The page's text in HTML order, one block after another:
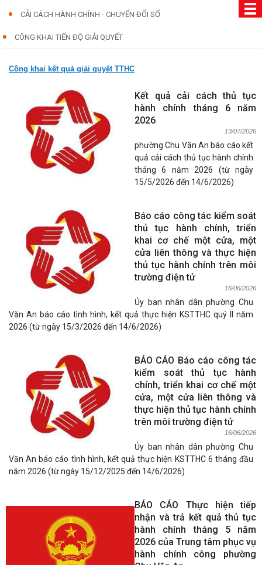
CẢI CÁCH HÀNH CHÍNH - CHUYỂN ĐỔI SỐ
CÔNG KHAI TIẾN ĐỘ GIẢI QUYẾT
Công khai kết quả giải quyết TTHC
Kết quả cải cách thủ tục
hành chính tháng 6 năm
2026
13/07/2026
phường Chu Văn An báo cáo kết
quả cải cách thủ tục hành chính
tháng 6 năm 2026 (từ ngày
15/5/2026 đến 14/6/2026)
Báo cáo công tác kiểm soát
thủ tục hành chính, triển
khai cơ chế một cửa, một
cửa liên thông và thực hiện
thủ tục hành chính trên môi
trường điện tử
16/06/2026
Ủy ban nhân dân phường Chu
Văn An báo cáo tình hình, kết quả thực hiện KSTTHC quý II năm
2026 (từ ngày 15/3/2026 đến 14/6/2026)
BÁO CÁO Báo cáo công tác
kiểm soát thủ tục hành
chính, triển khai cơ chế một
cửa, một cửa liên thông và
thực hiện thủ tục hành chính
trên môi trường điện tử
16/06/2026
Ủy ban nhân dân phường Chu
Văn An báo cáo tình hình, kết quả thực hiện KSTTHC 6 tháng đầu
năm 2026 (từ ngày 15/12/2025 đến 14/6/2026)
BÁO CÁO Thực hiện tiếp
nhận và trả kết quả thủ tục
hành chính tháng 5 năm
2026 của Trung tâm phục vụ
hành chính công phường